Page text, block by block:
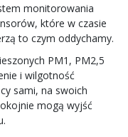
monitorowania
które w czasie
to czym oddychamy.
PM1, PM2,5
i wilgotność
sami, na swoich
mogą wyjść